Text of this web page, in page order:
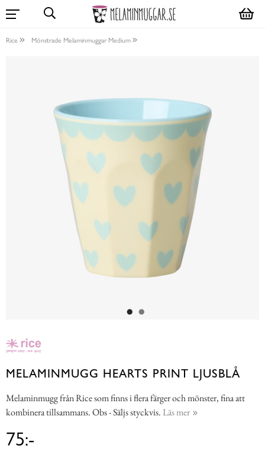
Rice Mönstrade Melaminmuggar Medium
MELAMINMUGG HEARTS PRINT LJUSBLÅ
Melaminmugg från Rice som finns i flera färger och mönster, fina att
kombinera tillsammans. Obs - Säljs styckvis. Läs mer
75:-